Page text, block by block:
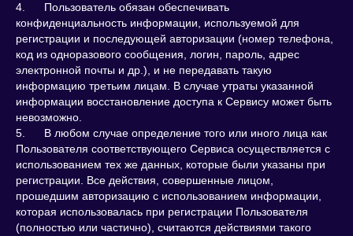
4. Пользователь обязан обеспечивать
конфиденциальность информации, используемой для
регистрации и последующей авторизации (номер телефона,
код из одноразового сообщения, логин, пароль, адрес
электронной почты и др.), и не передавать такую
информацию третьим лицам. В случае утраты указанной
информации восстановление доступа к Сервису может быть
невозможно.
5. В любом случае определение того или иного лица как
Пользователя соответствующего Сервиса осуществляется с
использованием тех же данных, которые были указаны при
регистрации. Все действия, совершенные лицом,
прошедшим авторизацию с использованием информации,
которая использовалась при регистрации Пользователя
(полностью или частично), считаются действиями такого